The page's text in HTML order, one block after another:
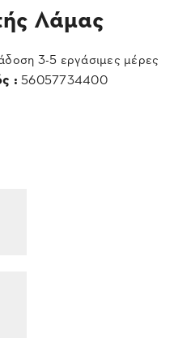
Λάμας
3-5 εργάσιμες μέρες
: 56057734400